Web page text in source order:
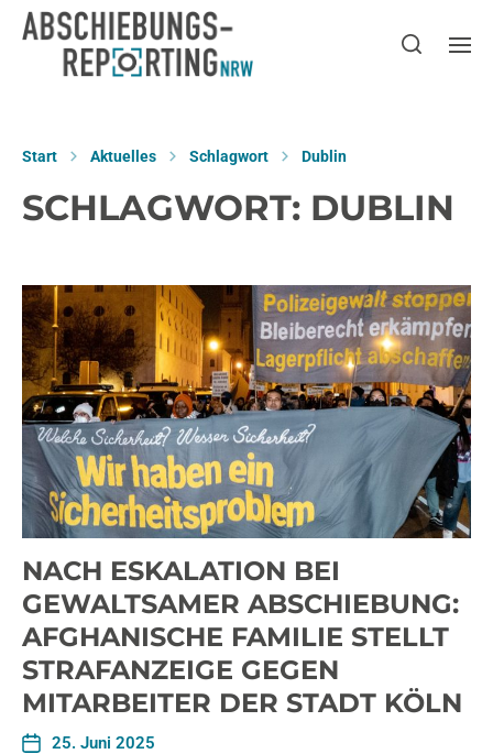
Start Aktuelles Schlagwort Dublin
SCHLAGWORT: DUBLIN
NACH ESKALATION BEI
GEWALTSAMER ABSCHIEBUNG:
AFGHANISCHE FAMILIE STELLT
STRAFANZEIGE GEGEN
MITARBEITER DER STADT KÖLN
25. Juni 2025